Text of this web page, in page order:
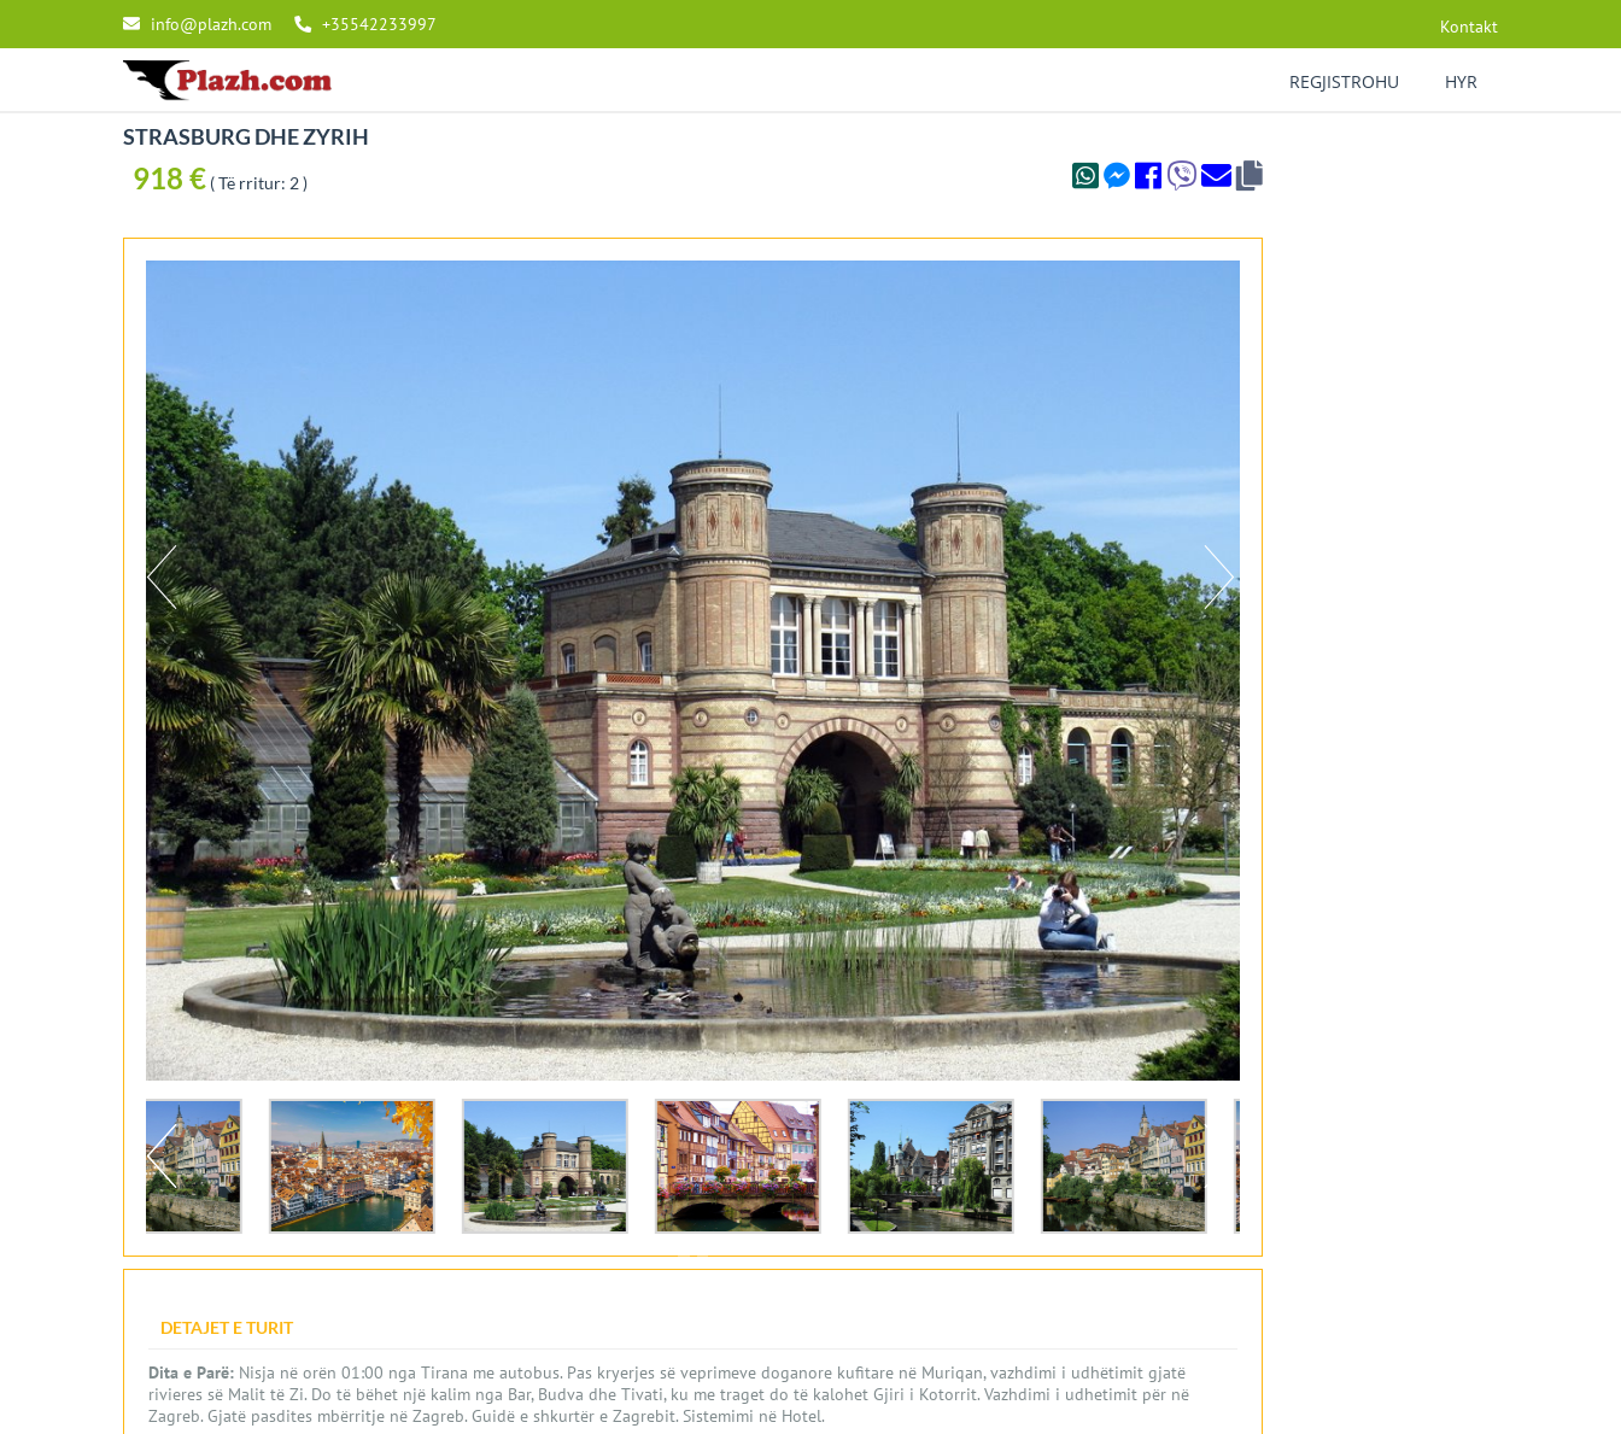
info@plazh.com +35542233997 Kontakt
REGJISTROHU HYR
STRASBURG DHE ZYRIH
918 € ( Të rritur: 2 )
DETAJET E TURIT
Dita e Parë: Nisja në orën 01:00 nga Tirana me autobus. Pas kryerjes së veprimeve doganore kufitare në Muriqan, vazhdimi i udhëtimit gjatë
rivieres së Malit të Zi. Do të bëhet një kalim nga Bar, Budva dhe Tivati, ku me traget do të kalohet Gjiri i Kotorrit. Vazhdimi i udhetimit për në
Zagreb. Gjatë pasdites mbërritje në Zagreb. Guidë e shkurtër e Zagrebit. Sistemimi në Hotel.